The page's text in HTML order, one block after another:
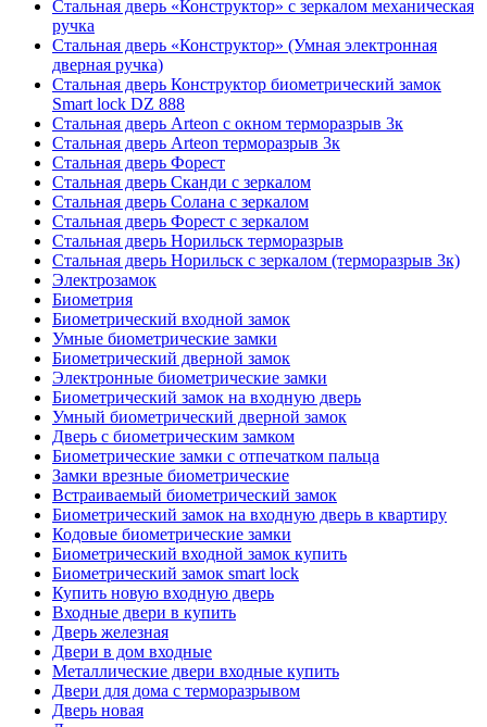
Стальная дверь «Конструктор» с зеркалом механическая
ручка
Стальная дверь «Конструктор» (Умная электронная
дверная ручка)
Стальная дверь Конструктор биометрический замок
Smart lock DZ 888
Стальная дверь Arteon с окном терморазрыв 3к
Стальная дверь Arteon терморазрыв 3к
Стальная дверь Форест
Стальная дверь Сканди с зеркалом
Стальная дверь Солана с зеркалом
Стальная дверь Форест с зеркалом
Стальная дверь Норильск терморазрыв
Стальная дверь Норильск с зеркалом (терморазрыв 3к)
Электрозамок
Биометрия
Биометрический входной замок
Умные биометрические замки
Биометрический дверной замок
Электронные биометрические замки
Биометрический замок на входную дверь
Умный биометрический дверной замок
Дверь с биометрическим замком
Биометрические замки с отпечатком пальца
Замки врезные биометрические
Встраиваемый биометрический замок
Биометрический замок на входную дверь в квартиру
Кодовые биометрические замки
Биометрический входной замок купить
Биометрический замок smart lock
Купить новую входную дверь
Входные двери в купить
Дверь железная
Двери в дом входные
Металлические двери входные купить
Двери для дома с терморазрывом
Дверь новая